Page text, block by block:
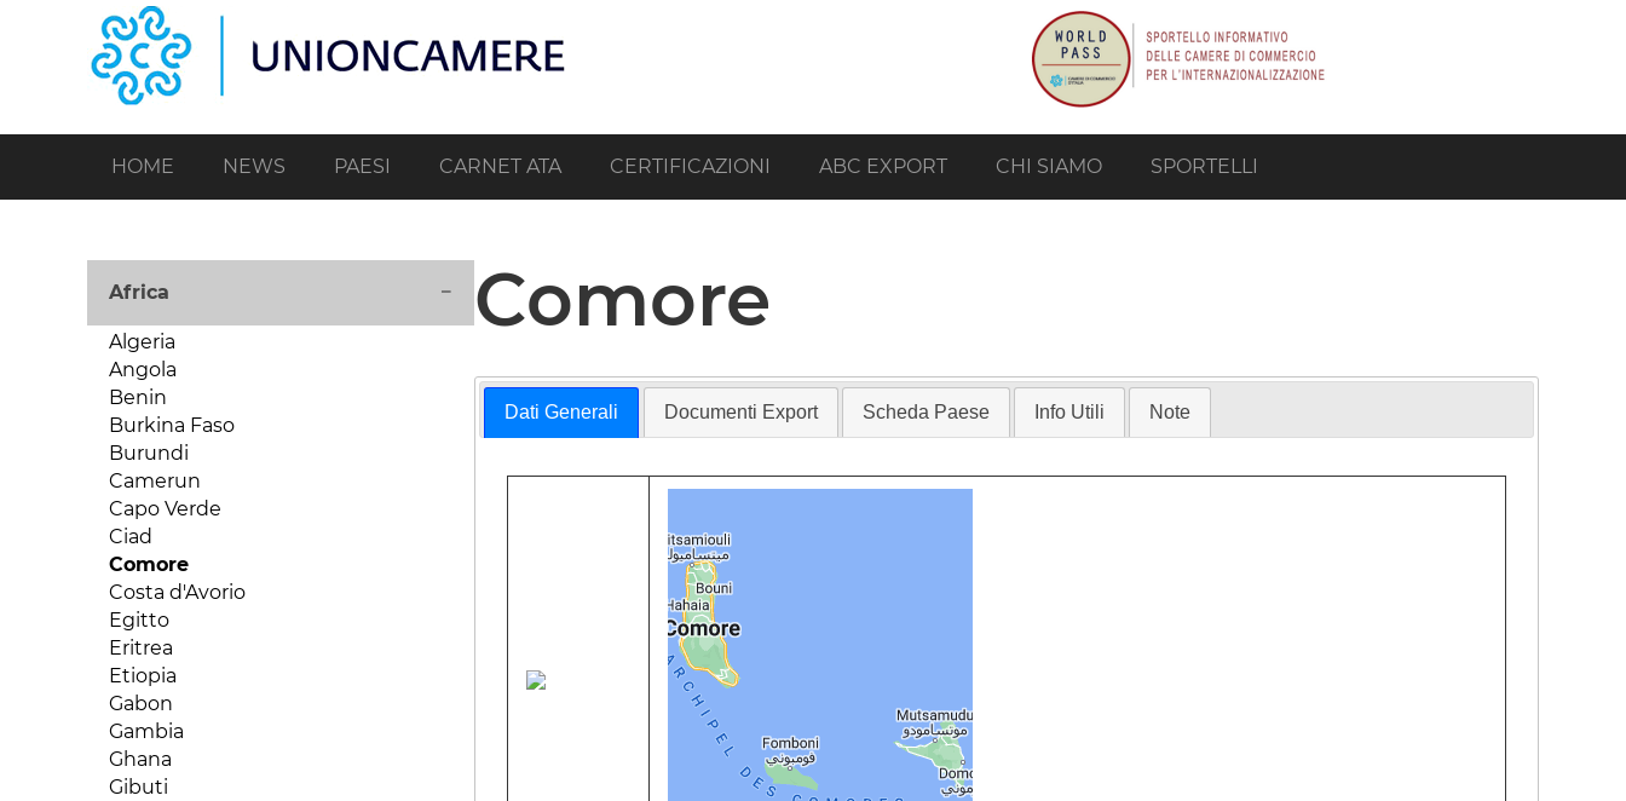
contenuto
principale
HOME NEWS PAESI CARNET ATA CERTIFICAZIONI ABC EXPORT CHI SIAMO SPORTELLI
Africa
Algeria
Angola
Benin
Burkina Faso
Burundi
Camerun
Capo Verde
Ciad
Comore
Costa d'Avorio
Egitto
Eritrea
Etiopia
Gabon
Gambia
Ghana
Gibuti
Comore
Dati Generali Documenti Export Scheda Paese Info Utili Note